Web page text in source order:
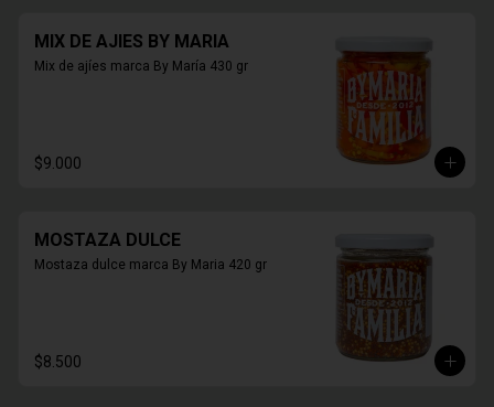
MIX DE AJIES BY MARIA
Mix de ajíes marca By María 430 gr
$9.000
MOSTAZA DULCE
Mostaza dulce marca By Maria 420 gr
$8.500